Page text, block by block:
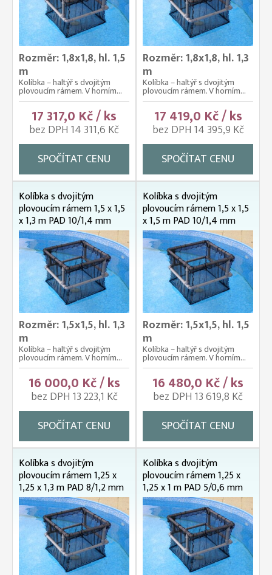
Rozměr: 1,8x1,8, hl. 1,5
m
Kolíbka – haltýř s dvojitým
plovoucím rámem. V horním...
17 317,0 Kč / ks
bez DPH 14 311,6 Kč
SPOČÍTAT CENU
Rozměr: 1,8x1,8, hl. 1,3
m
Kolíbka – haltýř s dvojitým
plovoucím rámem. V horním...
17 419,0 Kč / ks
bez DPH 14 395,9 Kč
SPOČÍTAT CENU
Kolíbka s dvojitým
plovoucím rámem 1,5 x 1,5
x 1,3 m PAD 10/1,4 mm
Rozměr: 1,5x1,5, hl. 1,3
m
Kolíbka – haltýř s dvojitým
plovoucím rámem. V horním...
16 000,0 Kč / ks
bez DPH 13 223,1 Kč
SPOČÍTAT CENU
Kolíbka s dvojitým
plovoucím rámem 1,5 x 1,5
x 1,5 m PAD 10/1,4 mm
Rozměr: 1,5x1,5, hl. 1,5
m
Kolíbka – haltýř s dvojitým
plovoucím rámem. V horním...
16 480,0 Kč / ks
bez DPH 13 619,8 Kč
SPOČÍTAT CENU
Kolíbka s dvojitým
plovoucím rámem 1,25 x
1,25 x 1,3 m PAD 8/1,2 mm
Kolíbka s dvojitým
plovoucím rámem 1,25 x
1,25 x 1 m PAD 5/0,6 mm